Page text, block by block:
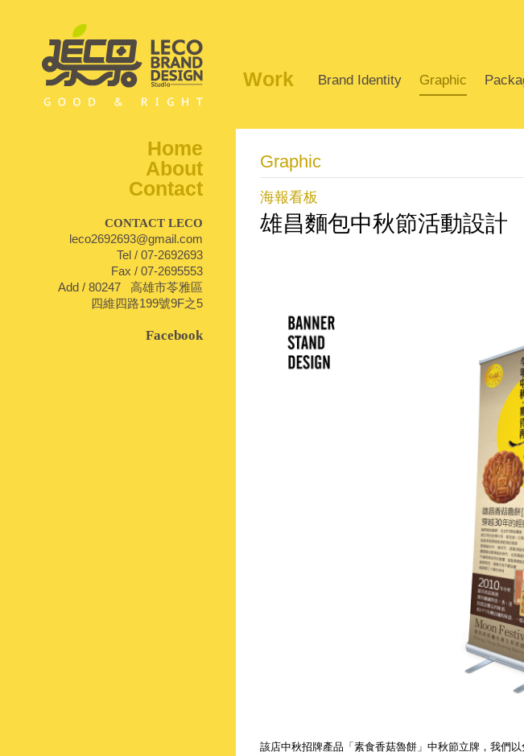
Work Brand Identity Graphic
Home
About
Contact
CONTACT LECO
leco2692693@gmail.com
Tel / 07-2692693
Fax / 07-2695553
Add / 80247 高雄市苓雅區
四維四路199號9F之5
Facebook
Graphic
海報看板
雄昌麵包中秋節活動設計
該店中秋招牌產品「素食香菇魯餅」中秋節立牌，我們